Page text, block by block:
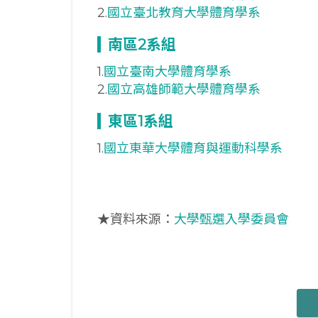
2.國立臺北教育大學體育學系
南區2系組
1.國立臺南大學體育學系
2.國立高雄師範大學體育學系
東區1系組
1.國立東華大學體育與運動科學系
★資料來源： 大學甄選入學委員會